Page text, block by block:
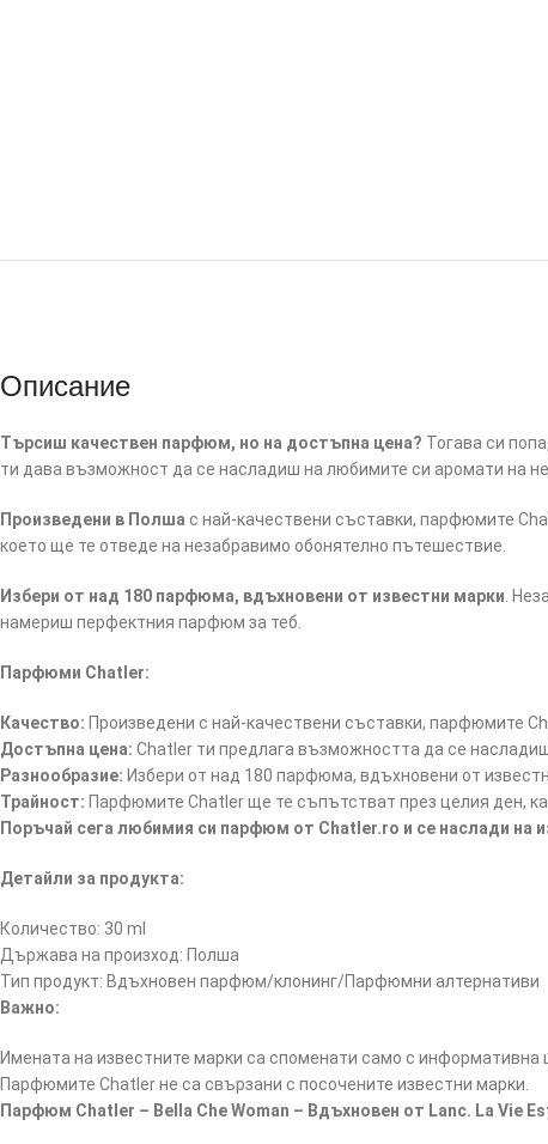
Описание
Търсиш качествен парфюм, но на достъпна цена? Тогава си
ти дава възможност да се насладиш на любимите си аромати на
Произведени в Полша с най-качествени съставки, парфюмите
което ще те отведе на незабравимо обонятелно пътешествие.
Избери от над 180 парфюма, вдъхновени от известни марки .
намериш перфектния парфюм за теб.
Парфюми Chatler:
Качество: Произведени с най-качествени съставки, парфюмите
Достъпна цена: Chatler ти предлага възможността да се
Разнообразие: Избери от над 180 парфюма, вдъхновени от
Трайност: Парфюмите Chatler ще те съпътстват през целия ден,
Поръчай сега любимия си парфюм от Chatler.ro и се наслади на
Детайли за продукта:
Количество: 30 ml
Държава на произход: Полша
Тип продукт: Вдъхновен парфюм/клонинг/Парфюмни алтернативи
Важно:
Имената на известните марки са споменати само с
Парфюмите Chatler не са свързани с посочените известни марки.
Парфюм Chatler – Bella Che Woman – Вдъхновен от Lanc. La Vie